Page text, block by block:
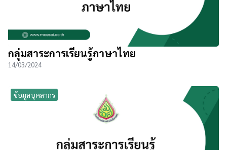
กลุ่มสาระการเรียนรู้ภาษาไทย
14/03/2024
ข้อมูลบุคลากร